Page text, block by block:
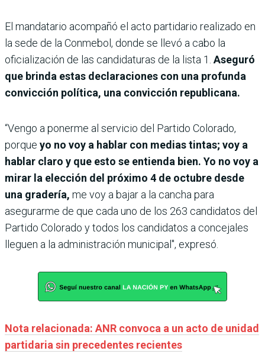
El mandatario acompañó el acto partidario realizado en
la sede de la Conmebol, donde se llevó a cabo la
oficialización de las candidaturas de la lista 1. Aseguró
que brinda estas declaraciones con una profunda
convicción política, una convicción republicana.
“Vengo a ponerme al servicio del Partido Colorado,
porque yo no voy a hablar con medias tintas; voy a
hablar claro y que esto se entienda bien. Yo no voy a
mirar la elección del próximo 4 de octubre desde
una gradería, me voy a bajar a la cancha para
asegurarme de que cada uno de los 263 candidatos del
Partido Colorado y todos los candidatos a concejales
lleguen a la administración municipal", expresó.
Nota relacionada: ANR convoca a un acto de unidad
partidaria sin precedentes recientes